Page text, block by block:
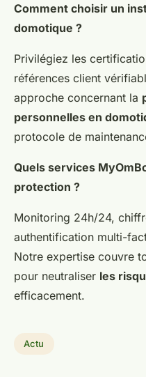
Comment choisir un
domotique ?
Privilégiez les
références client
approche concernant la
personnelles en
protocole de
Quels services
protection ?
Monitoring 24h/24,
authentification multi-
Notre expertise couvre
pour neutraliser les
efficacement.
Actu